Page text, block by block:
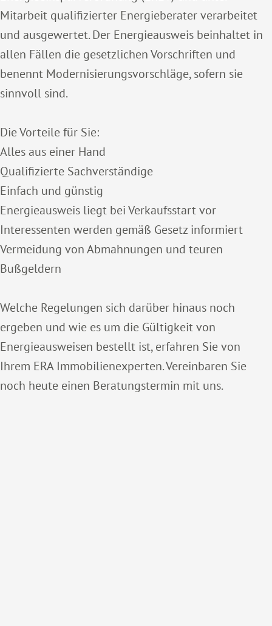
Mitarbeit qualifizierter Energieberater verarbeitet
und ausgewertet. Der Energieausweis beinhaltet in
allen Fällen die gesetzlichen Vorschriften und
benennt Modernisierungsvorschläge, sofern sie
sinnvoll sind.
Die Vorteile für Sie:
Alles aus einer Hand
Qualifizierte Sachverständige
Einfach und günstig
Energieausweis liegt bei Verkaufsstart vor
Interessenten werden gemäß Gesetz informiert
Vermeidung von Abmahnungen und teuren
Bußgeldern
Welche Regelungen sich darüber hinaus noch
ergeben und wie es um die Gültigkeit von
Energieausweisen bestellt ist, erfahren Sie von
Ihrem ERA Immobilienexperten. Vereinbaren Sie
noch heute einen Beratungstermin mit uns.